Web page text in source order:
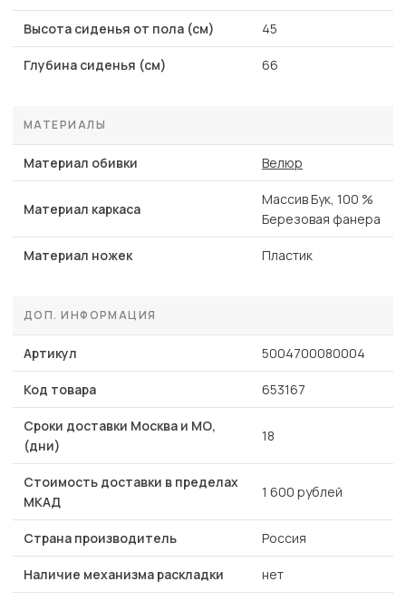
Высота сиденья от пола (см) 45
Глубина сиденья (см) 66
МАТЕРИАЛЫ
Материал обивки Велюр
Материал каркаса
Массив Бук, 100 %
Березовая фанера
Материал ножек Пластик
ДОП. ИНФОРМАЦИЯ
Артикул 5004700080004
Код товара 653167
Сроки доставки Москва и МО,
(дни)
18
Стоимость доставки в пределах
МКАД
1 600 рублей
Страна производитель Россия
Наличие механизма раскладки нет